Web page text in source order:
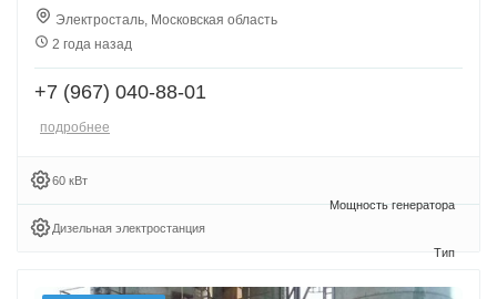
Электросталь, Московская область
2 года назад
+7 (967) 040-88-01
подробнее
60 кВт
Дизельная электростанция